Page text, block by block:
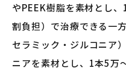
やPEEK樹脂を素材とし
割負担）で治療できる一
セラミック・ジルコニア
ニアを素材とし、1本5万